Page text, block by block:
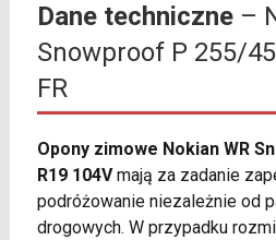
Dane techniczne–
Snowproof P 255/
FR
Opony zimowe Nokian WR
R19 104Vmają za zadanie
podróżowanie niezależnie od
drogowych. W przypadku